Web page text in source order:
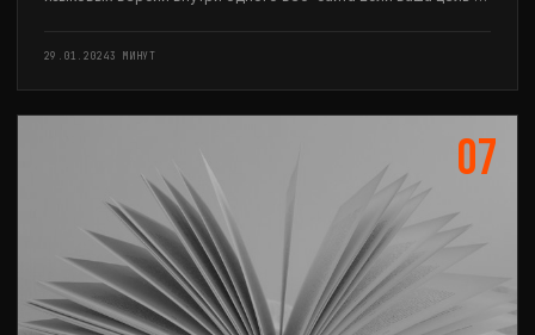
отдельный…
29.01.20243 МИНУТ
07